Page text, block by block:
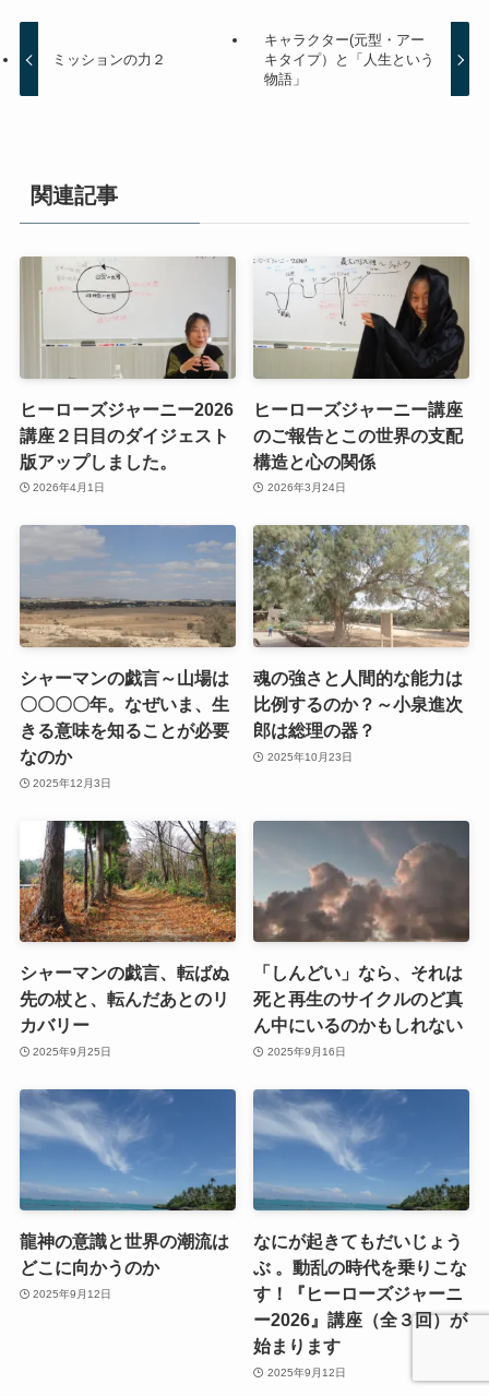
ミッションの力２
キャラクター(元型・アー
キタイプ）と「人生という
物語」
関連記事
ヒーローズジャーニー2026
講座２日目のダイジェスト
版アップしました。
2026年4月1日
ヒーローズジャーニー講座
のご報告とこの世界の支配
構造と心の関係
2026年3月24日
シャーマンの戯言～山場は
〇〇〇〇年。なぜいま、生
きる意味を知ることが必要
なのか
2025年12月3日
魂の強さと人間的な能力は
比例するのか？～小泉進次
郎は総理の器？
2025年10月23日
シャーマンの戯言、転ばぬ
先の杖と、転んだあとのリ
カバリー
2025年9月25日
「しんどい」なら、それは
死と再生のサイクルのど真
ん中にいるのかもしれない
2025年9月16日
龍神の意識と世界の潮流は
どこに向かうのか
2025年9月12日
なにが起きてもだいじょう
ぶ 。動乱の時代を乗りこな
す！『ヒーローズジャーニ
ー2026』講座（全３回）が
始まります
2025年9月12日